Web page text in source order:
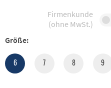
Firmenkunde
(ohne MwSt.)
Größe:
6 7 8 9